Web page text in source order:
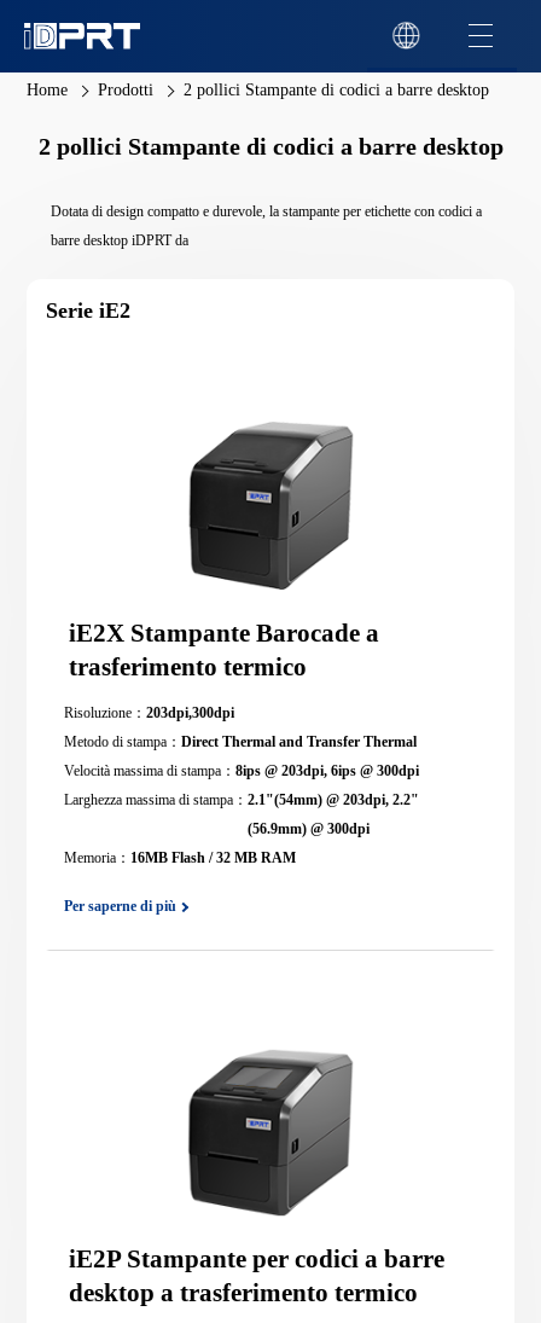
Home Prodotti 2 pollici Stampante di codici a barre desktop
2 pollici Stampante di codici a barre desktop
Dotata di design compatto e durevole, la stampante per etichette con codici a
barre desktop iDPRT da
Serie iE2
iE2X Stampante Barocade a
trasferimento termico
Risoluzione：203dpi,300dpi
Metodo di stampa：Direct Thermal and Transfer Thermal
Velocità massima di stampa：8ips @ 203dpi, 6ips @ 300dpi
Larghezza massima di stampa：2.1"(54mm) @ 203dpi, 2.2"
(56.9mm) @ 300dpi
Memoria： 16MB Flash / 32 MB RAM
Per saperne di più
iE2P Stampante per codici a barre
desktop a trasferimento termico